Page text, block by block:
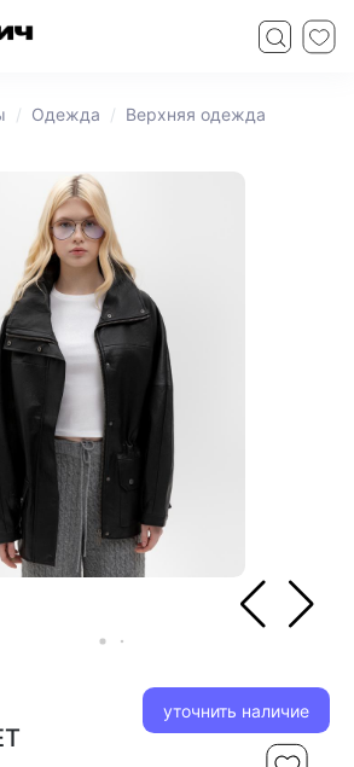
Одежда
Верхняя одежда
уточнить наличие